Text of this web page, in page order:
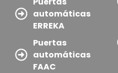
automáticas
ERREKA
Puertas
automáticas
FAAC